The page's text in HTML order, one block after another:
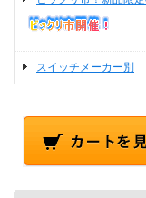
スイッチメーカー別